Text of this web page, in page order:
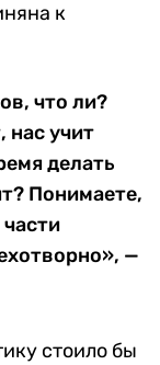
к
что ли?
нас учит
делать
Понимаете,
—
стоило бы